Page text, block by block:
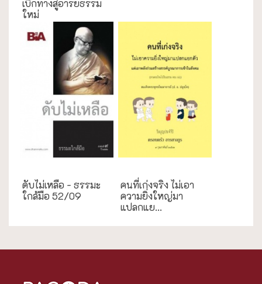
เบิกทางสู่อารยธรรม
ใหม่
ดับไม่เหลือ - ธรรมะ
ใกล้มือ 52/09
คนที่เก่งจริง ไม่เอา
ความยิ่งใหญ่มา
แปลกแย...